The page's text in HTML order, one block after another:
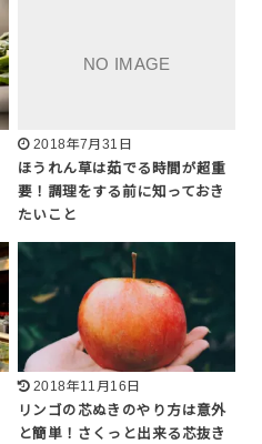
2018年7月31日
ほうれん草は茹でる時間が超重
要！調理をする前に知っておき
たいこと
2018年11月16日
リンゴの芯ぬきのやり方は意外
と簡単！さくっと出来る芯抜き